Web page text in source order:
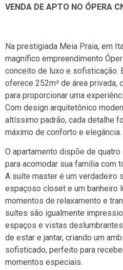
VENDA DE APTO NO ÓPERA
Na prestigiada Meia Praia, em
magnífico empreendimento
conceito de luxo e sofisticação.
oferece 252m² de área privada,
para proporcionar uma
Com design arquitetônico
altíssimo padrão, cada detalhe
máximo de conforto e elegância.
O apartamento dispõe de
para acomodar sua família com
A suíte master é um verdadeiro
espaçoso closet e um banheiro
momentos de relaxamento e
suítes são igualmente
espaços e vistas
de estar e jantar, criando um
sofisticado, perfeito para
momentos especiais.